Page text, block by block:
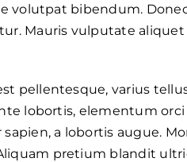
volutpat bibendum.
Mauris vulputate
pellentesque, varius
lobortis, elementum
a lobortis augue.
pretium blandit